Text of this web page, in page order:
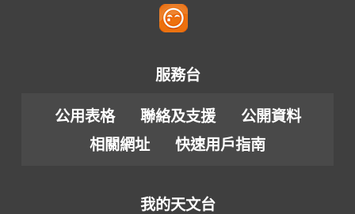
服務台
公用表格 聯絡及支援
公開資料
相關網址
快速用戶指南
我的天文台